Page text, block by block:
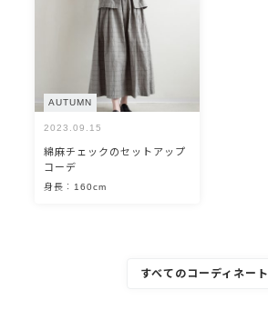
AUTUMN
2023.09.15
綿麻チェックのセットアップ
コーデ
身長：160cm
すべてのコーディネート